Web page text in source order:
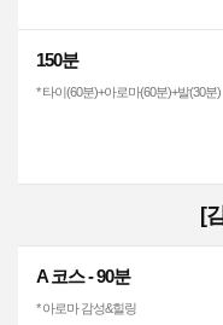
150분
* 타이(60분)+아로마(60분)+발(30분)
[
A 코스 - 90분
* 아로마 감성&힐링